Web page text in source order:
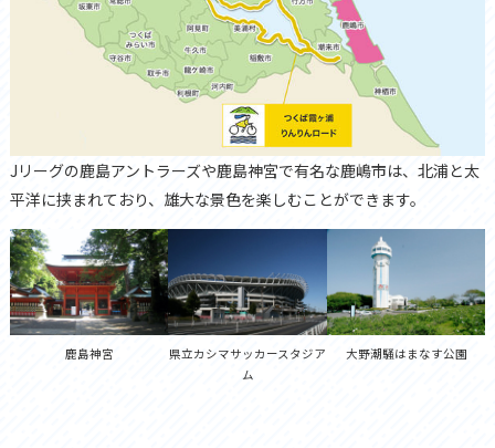
東京駅から電車で最短49分で来れる土浦市は、レンコンの生産量が
日本一。都心からアクセス良好ながら、のどかな原風景を楽しめる
街です。随所に残された史跡巡りも見どころのひとつです。
亀城公園(土浦城址)
旧石器・縄文時代の遺跡が数多く発見される石岡市は、歴史あふれ
るレトロなまちでもあります。街の中心部には昭和初期に建てられ
た建築物が並び、ノスタルジックな雰囲気が味わえます。
やさと温泉ゆりの郷
歴史と伝統が息づくつくば市は、筑波山を望むことができ自然豊か
な街ですが、JAXAをはじめ日本を代表する研究施設が集まった学園
都市の側面も持っています。サイエンスツアーなど観光も盛んで見ど
ころも多くあります。
Jリーグの鹿島アントラーズや鹿島神宮で有名な鹿嶋市は、北浦と太
平洋に挟まれており、雄大な景色を楽しむことができます。
鹿島神宮
県立カシマサッカースタジア
ム
大野潮騒はまなす公園
水郷として名高い潮来は、古くから水陸交通の要として栄えてきた
地域です。5月下旬から6月下旬にかけて見頃になるアヤメは市を代
表する花で、市が管理するあやめ園もあり、アヤメの里として知ら
れています。
千葉県との県境に位置する稲敷市は、霞ヶ浦と利根川二つの水辺の
魅力が味わえるエリアとなっています。また、大杉神社は茨城の日
光東照宮と称される程の美しさで見どころの一つです。
大杉神社
かすみがうら市はその名の通り霞ヶ浦に隣接していますが、内陸の
緑も美しいことで有名です。水と緑の両方を堪能することができ、
果樹園など観光スポットも数多くあります。
かすみがうら市交流センター
歴史的建造物が多く現存する桜川市は、真壁の町並みや筑波山麓の
山並みが里山の原風景を映し出す伝統のまちです。高峯のヤマザク
ラも絶景で町並みや景色を眺めながらサイクリングを楽しむことが
できます。
神栖市は、太平洋と利根川に挟まれた自然豊かな土地でありながら
県内最大の臨海工業地帯を擁しており、豊かな自然と近代的なコン
ビナートの風景を楽しむことができます。また、関東平野の中でも
特に平坦な地域であり、非常に走りやすい環境です。
霞ヶ浦の西浦と北浦に挟まれたエリアに位置する行方市は鯉の養殖
が盛んでその鯉を使用したご当地バーガーが有名です。また、小学
校跡地を再利用したなめがたファーマーズヴィレッジも見どころの
一つです。
メロンの生産量日本一を誇る鉾田市は、旬の時期には市内の直売所
もメロン一色に染まるほどメロンの栽培が盛んなまちです。北浦や
涸沼、太平洋にも面しておりそれぞれ違った雰囲気が楽しめます。
安塚公園
県のほぼ中央部に位置し、起伏の少ない平坦な地形が広がるまち。
南部は霞ヶ浦に接し、東部には茨城空港があります。きらめく湖畔
とのどかな農村風景、飛行機と青空のコラボなど、ここだけの風景
に出会えます。
美浦村は茨城県内で2つしかない村の1つで、自然豊かな土地のため
日本最大級の競走馬調教施設である美浦トレーニングセンターが見
どころです。
木原城山公園
東京から60kmに位置する阿見町は、関東でも人口の多い町として有
名です。予科練の面影を残す史跡や美しい桜並木など多数のサイク
リングスポットもあり、のどかな田園風景と広大な工業団地が広が
ります。